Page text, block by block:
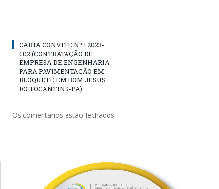
CARTA CONVITE Nº 1.2023-
002 (CONTRATAÇÃO DE
EMPRESA DE ENGENHARIA
PARA PAVIMENTAÇÃO EM
BLOQUETE EM BOM JESUS
DO TOCANTINS-PA)
Os comentários estão fechados.